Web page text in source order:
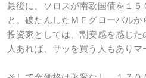
最後に、ソロスが南欧国債を１５
と。破たんしたＭＦグローバル
投資家としては、割安感を感じ
人あれば、サッを買う人もありマ